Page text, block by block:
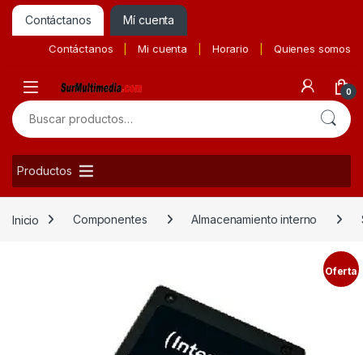
Contáctanos Mí cuenta
Contáctanos Mi cuenta Horario Quienes somos
0
Buscar por:
Productos
Inicio Componentes Almacenamiento interno
Oferta